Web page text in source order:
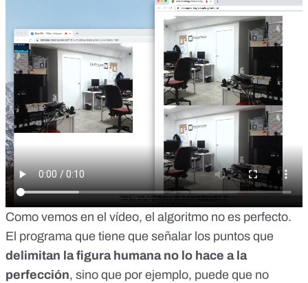
Como vemos en el vídeo, el algoritmo no es perfecto.
El programa que tiene que señalar los puntos que
delimitan la figura humana no lo hace a la
perfección, sino que por ejemplo, puede que no